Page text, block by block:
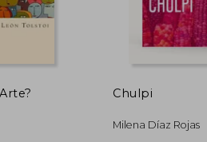
Chulpi
Milena Díaz Rojas